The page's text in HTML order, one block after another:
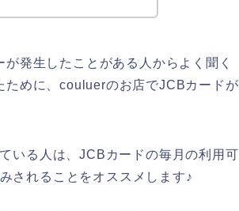
発生したことがある人からよく聞く
ために、couluerのお店でJCBカードが
いる人は、JCBカードの毎月の利用可
されることをオススメします♪